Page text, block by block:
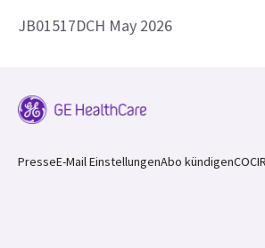
JB01517DCH May 2026
PresseE-Mail EinstellungenAbo kündigenCOCIR